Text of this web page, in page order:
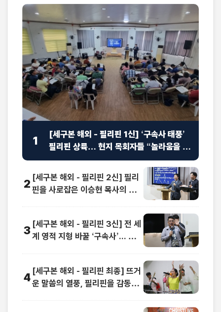
1
[세구본 해외 - 필리핀 1신] ‘구속사 태풍’
필리핀 상륙… 현지 목회자들 “놀라움을 넘
어선 충격”
2 [세구본 해외 - 필리핀 2신] 필리
핀을 사로잡은 이승현 목사의 맞
3 [세구본 해외 - 필리핀 3신] 전 세
계 영적 지형 바꿀 ‘구속사’... 동남
4 [세구본 해외 - 필리핀 최종] 뜨거
운 말씀의 열풍, 필리핀을 감동으